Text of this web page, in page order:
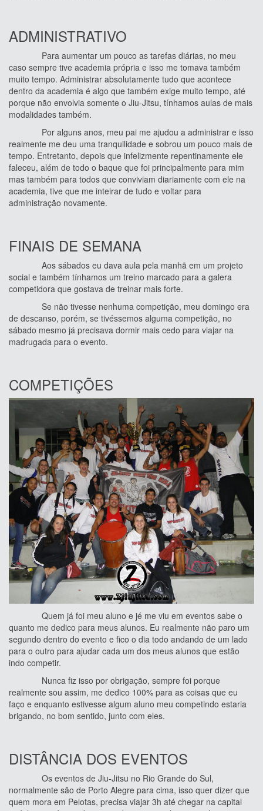
ADMINISTRATIVO
Para aumentar um pouco as tarefas diárias, no meu
caso sempre tive academia própria e isso me tomava também
muito tempo. Administrar absolutamente tudo que acontece
dentro da academia é algo que também exige muito tempo, até
porque não envolvia somente o Jiu-Jitsu, tínhamos aulas de mais
modalidades também.
Por alguns anos, meu pai me ajudou a administrar e isso
realmente me deu uma tranquilidade e sobrou um pouco mais de
tempo. Entretanto, depois que infelizmente repentinamente ele
faleceu, além de todo o baque que foi principalmente para mim
mas também para todos que conviviam diariamente com ele na
academia, tive que me inteirar de tudo e voltar para
administração novamente.
FINAIS DE SEMANA
Aos sábados eu dava aula pela manhã em um projeto
social e também tínhamos um treino marcado para a galera
competidora que gostava de treinar mais forte.
Se não tivesse nenhuma competição, meu domingo era
de descanso, porém, se tivéssemos alguma competição, no
sábado mesmo já precisava dormir mais cedo para viajar na
madrugada para o evento.
COMPETIÇÕES
Quem já foi meu aluno e jé me viu em eventos sabe o
quanto me dedico para meus alunos. Eu realmente não paro um
segundo dentro do evento e fico o dia todo andando de um lado
para o outro para ajudar cada um dos meus alunos que estão
indo competir.
Nunca fiz isso por obrigação, sempre foi porque
realmente sou assim, me dedico 100% para as coisas que eu
faço e enquanto estivesse algum aluno meu competindo estaria
brigando, no bom sentido, junto com eles.
DISTÂNCIA DOS EVENTOS
Os eventos de Jiu-Jitsu no Rio Grande do Sul,
normalmente são de Porto Alegre para cima, isso quer dizer que
quem mora em Pelotas, precisa viajar 3h até chegar na capital